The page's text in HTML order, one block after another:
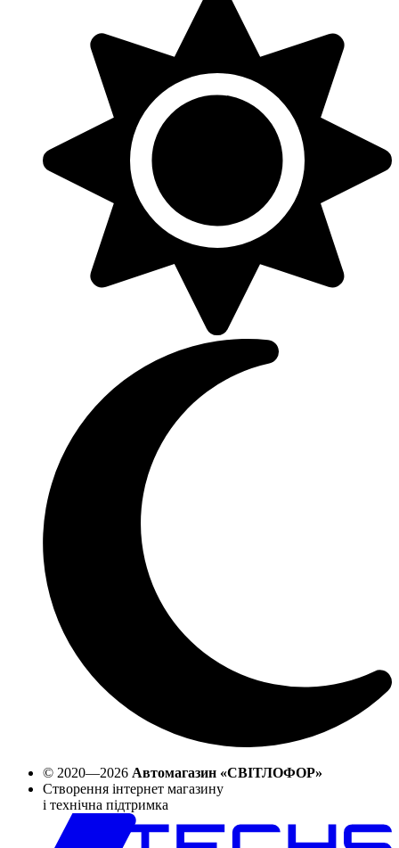
© 2020—2026 Автомагазин «СВІТЛОФОР»
Створення інтернет магазину
і технічна підтримка